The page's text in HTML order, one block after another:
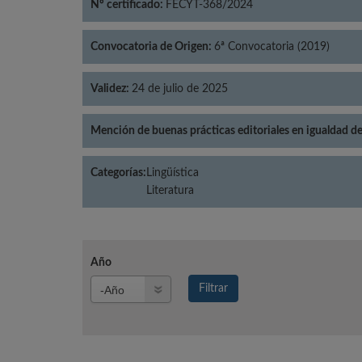
Nº certificado: FECYT-368/2024
Convocatoria de Origen: 6ª Convocatoria (2019)
Validez: 24 de julio de 2025
Mención de buenas prácticas editoriales en igualdad
Categorías: Lingüística
Literatura
Año
Filtrar